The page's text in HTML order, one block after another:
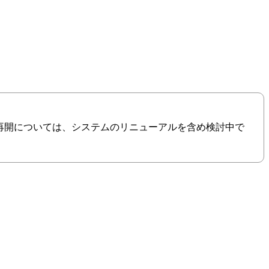
については、システムのリニューアルを含め検討中で